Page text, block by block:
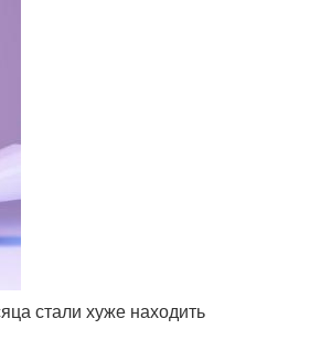
стали хуже находить